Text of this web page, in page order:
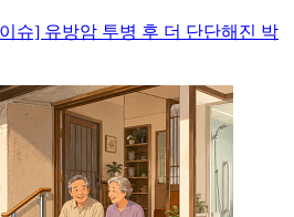
슈] 유방암 투병 후 더 단단해진 박